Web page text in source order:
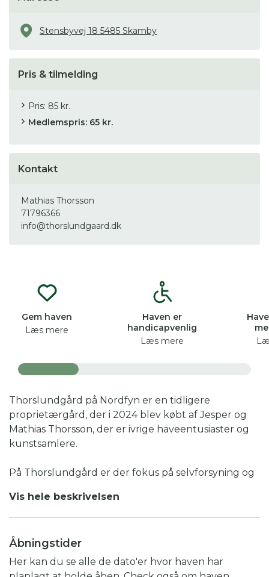
Gem haven
Læs mere
Haven er
handicapvenlig
Læs mere
Thorslundgård på Nordfyn er en tidligere
proprietærgård, der i 2024 blev købt af Jesper og
Mathias Thorsson, der er ivrige haveentusiaster og
kunstsamlere.
På Thorslundgård er der fokus på selvforsyning og
stuehuset, er størstedelen af grundens 2 hektar
jord derfor omlagt til nyttehaver med køkkenhave,
er der på Thorslundgård en gammel mergelgrav
og en skovhave for at give de bedste
forudsætninger for et sundt dyre- og planteliv.
Vis hele beskrivelsen
Åbningstider
Her kan du se alle de dato'er hvor haven har
Stensbyvej 18 5485 Skamby
Pris & tilmelding
Pris: 85 kr.
Medlemspris: 65 kr.
Kontakt
Mathias Thorsson
71796366
info@thorslundgaard.dk